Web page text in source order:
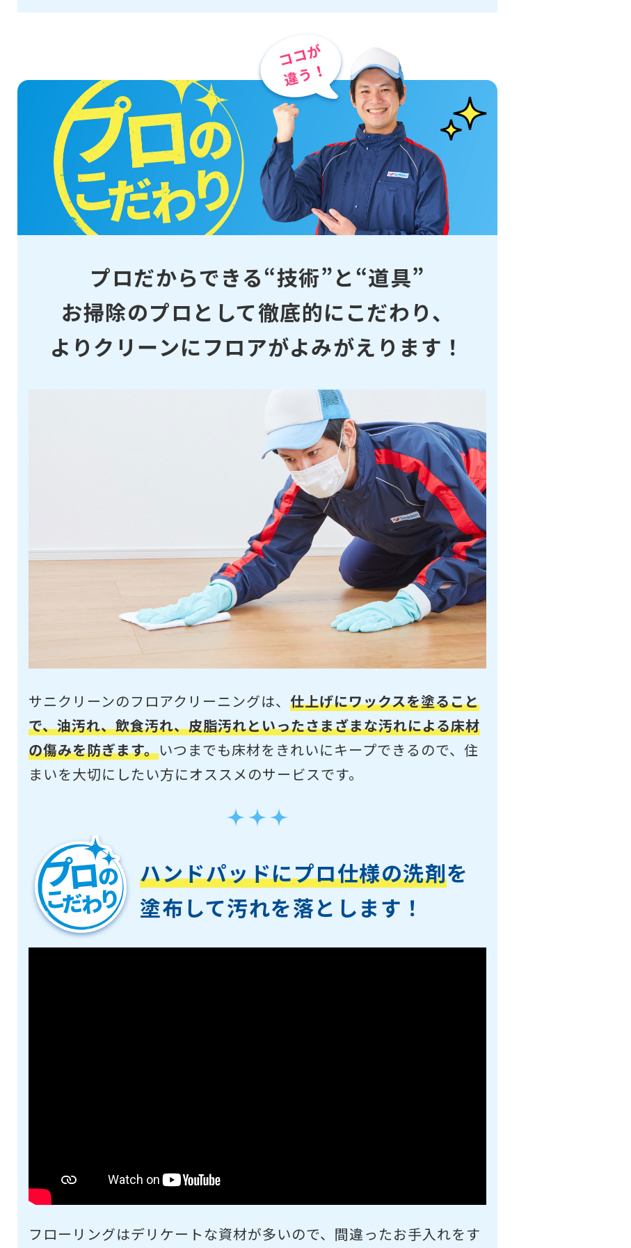
プロだからできる“技術”と“道具”
お掃除のプロとして徹底的にこだわり、
よりクリーンにフロアがよみがえります！
サニクリーンのフロアクリーニングは、 仕上げにワックスを塗ること
で、油汚れ、飲食汚れ、皮脂汚れといったさまざまな汚れによる床材
の傷みを防ぎます。いつまでも床材をきれいにキープできるので、住
まいを大切にしたい方にオススメのサービスです。
ハンドパッドにプロ仕様の洗剤を
塗布して汚れを落とします！
フローリングはデリケートな資材が多いので、間違ったお手入れをす